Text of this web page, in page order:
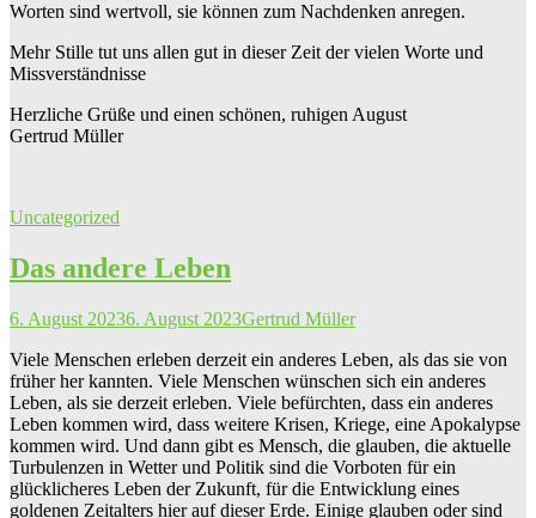
Worten sind wertvoll, sie können zum Nachdenken anregen.
Mehr Stille tut uns allen gut in dieser Zeit der vielen Worte und
Missverständnisse
Herzliche Grüße und einen schönen, ruhigen August
Gertrud Müller
Uncategorized
Das andere Leben
6. August 20236. August 2023Gertrud Müller
Viele Menschen erleben derzeit ein anderes Leben, als das sie von
früher her kannten. Viele Menschen wünschen sich ein anderes
Leben, als sie derzeit erleben. Viele befürchten, dass ein anderes
Leben kommen wird, dass weitere Krisen, Kriege, eine Apokalypse
kommen wird. Und dann gibt es Mensch, die glauben, die aktuelle
Turbulenzen in Wetter und Politik sind die Vorboten für ein
glücklicheres Leben der Zukunft, für die Entwicklung eines
goldenen Zeitalters hier auf dieser Erde. Einige glauben oder sind